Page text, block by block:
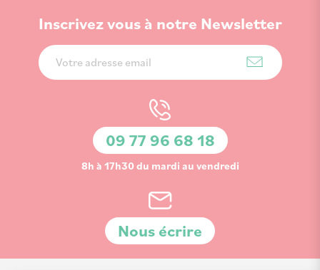
Inscrivez vous à notre Newsletter
Inscription
à
09 77 96 68 18
8h à 17h30 du mardi au vendredi
Nous écrire